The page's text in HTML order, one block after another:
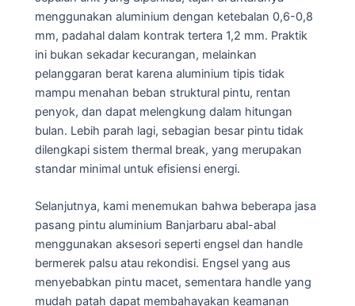
menggunakan aluminium dengan ketebalan 0,6-0,8
mm, padahal dalam kontrak tertera 1,2 mm. Praktik
ini bukan sekadar kecurangan, melainkan
pelanggaran berat karena aluminium tipis tidak
mampu menahan beban struktural pintu, rentan
penyok, dan dapat melengkung dalam hitungan
bulan. Lebih parah lagi, sebagian besar pintu tidak
dilengkapi sistem thermal break, yang merupakan
standar minimal untuk efisiensi energi.
Selanjutnya, kami menemukan bahwa beberapa jasa
pasang pintu aluminium Banjarbaru abal-abal
menggunakan aksesori seperti engsel dan handle
bermerek palsu atau rekondisi. Engsel yang aus
menyebabkan pintu macet, sementara handle yang
mudah patah dapat membahayakan keamanan